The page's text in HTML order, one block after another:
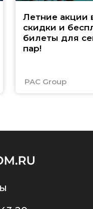
Летние акции
скидки и
билеты для
пар!
PAC Group